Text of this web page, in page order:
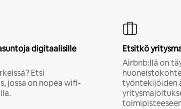
digitaalisille
Etsi
jossa on nopea wifi-
Etsitkö
Airbnb:llä on
työntekijöiden